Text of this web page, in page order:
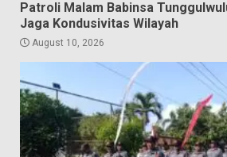
Patroli Malam Babinsa
Jaga Kondusivitas Wilayah
August 10, 2026